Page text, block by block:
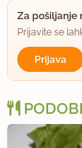
Za pošiljanje
Prijavite se
Prijava